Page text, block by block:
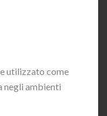
utilizzato come
negli ambienti